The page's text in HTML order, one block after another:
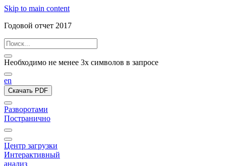
Skip to main content
Годовой отчет 2017
Необходимо не менее 3х символов в запросе
en
Скачать PDF
Разворотами
Постранично
Центр загрузки
Интерактивный
анализ